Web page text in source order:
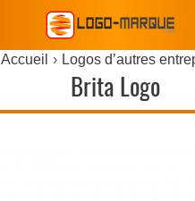
Accueil Logos d’autres
Brita Logo